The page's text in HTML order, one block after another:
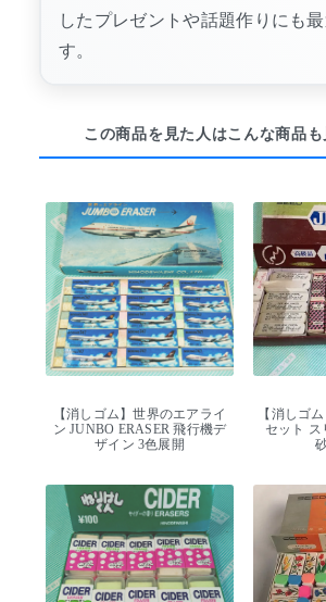
したプレゼントや話題作りにも
す。
この商品を見た人はこんな商品
【消しゴム】世界のエアライ
ン JUNBO ERASER 飛行機デ
ザイン 3色展開
【消しゴ
セット ス